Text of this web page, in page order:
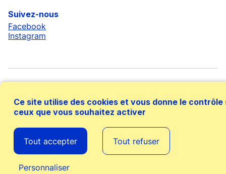
Suivez-nous
Facebook
Instagram
Avec le soutien financier de
Ce site utilise des cookies et vous donne le contrôle
ceux que vous souhaitez activer
Tout accepter Tout refuser
Personnaliser